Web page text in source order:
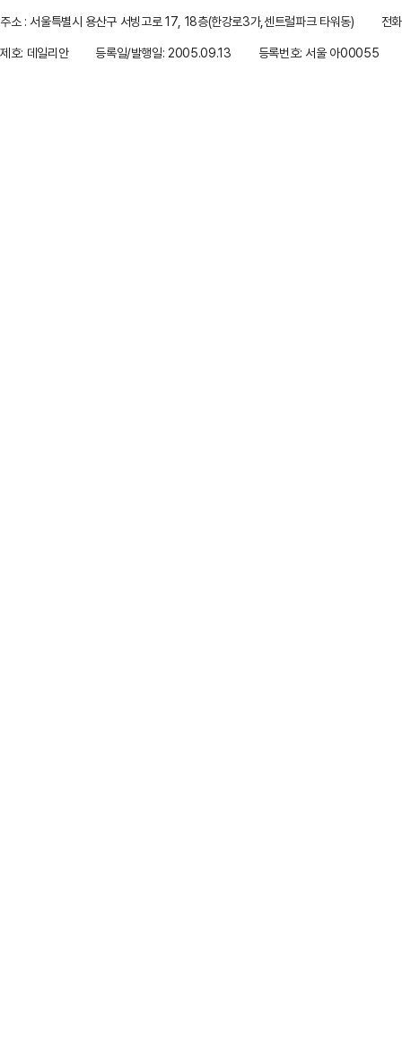
주소 : 서울특별시 용산구 서빙고로 17, 18층(한강로3가,센트럴파크 타워동)
전
제호: 데일리안
등록일/발행일: 2005.09.13 등록번호: 서울 아00055